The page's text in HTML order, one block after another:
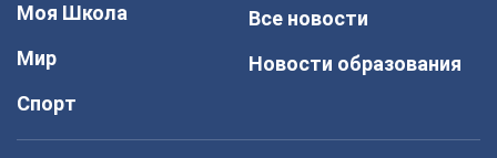
Моя Школа
Мир
Спорт
Все новости
Новости образования